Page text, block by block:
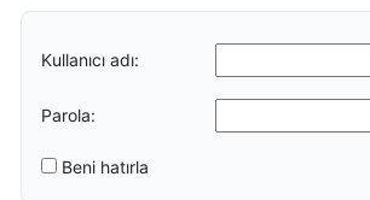
Kullanıcı adı:
Parola:
Beni hatırla